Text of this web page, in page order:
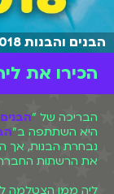
הבנים והבנות 2018
הכירו את
הבריכה של "
היא השתתפה ב"
נבחרת הבנות, אך
את הרשתות
ליה ממן הצטלמה